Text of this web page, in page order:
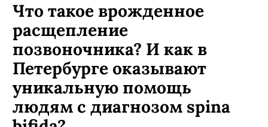
Что такое врожденное
расщепление
позвоночника? И как в
Петербурге оказывают
уникальную помощь
людям с диагнозом spina